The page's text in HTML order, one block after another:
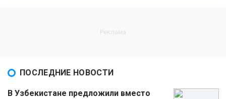
ПОСЛЕДНИЕ НОВОСТИ
В Узбекистане предложили вместо